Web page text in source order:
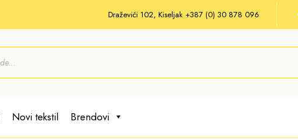
Draževići 102, Kiseljak +387 (0) 30 878 096
Novi tekstil Brendovi